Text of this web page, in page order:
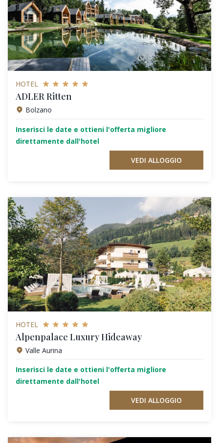
HOTEL
ADLER Ritten
Bolzano
Inserisci le date e ottieni l'offerta migliore
direttamente dall'hotel
VEDI ALLOGGIO
HOTEL
Alpenpalace Luxury Hideaway
Valle Aurina
Inserisci le date e ottieni l'offerta migliore
direttamente dall'hotel
VEDI ALLOGGIO